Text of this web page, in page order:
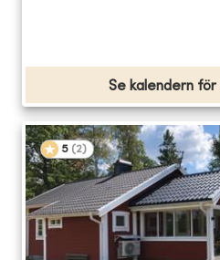
Se kalendern för
5 (2)